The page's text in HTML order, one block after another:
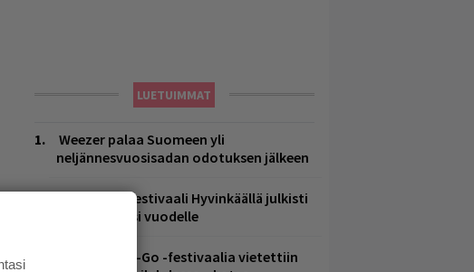
LUETUIMMAT
Weezer palaa Suomeen yli
neljännesvuosisadan odotuksen jälkeen
Äärimetallifestivaali Hyvinkäällä julkisti
esiintyjiä ensi vuodelle
Jytäkesä Go-Go -festivaalia vietettiin